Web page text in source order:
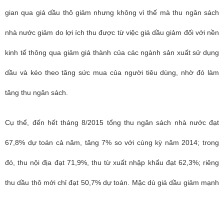
gian qua giá dầu thô giảm nhưng không vì thế mà thu ngân sách
nhà nước giảm do lợi ích thu được từ việc giá dầu giảm đối với nền
kinh tế thông qua giảm giá thành của các ngành sản xuất sử dụng
dầu và kéo theo tăng sức mua của người tiêu dùng, nhờ đó làm
tăng thu ngân sách.
Cụ thể, đến hết tháng 8/2015 tổng thu ngân sách nhà nước đạt
67,8% dự toán cả năm, tăng 7% so với cùng kỳ năm 2014; trong
đó, thu nội địa đạt 71,9%, thu từ xuất nhập khẩu đạt 62,3%; riêng
thu dầu thô mới chỉ đạt 50,7% dự toán. Mặc dù giá dầu giảm mạnh